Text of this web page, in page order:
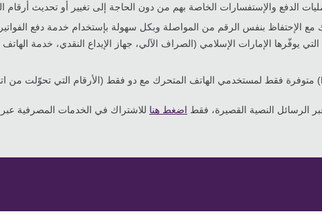
الدفع والإستفسارات الخاصة بهم من دون الحاجة إلى تغيير أو تحديث
مع الإحتفاظ بنفس الرقم من المواصلة وبكل سهولة بإستخدام خدمة دفع
اضغط هنا